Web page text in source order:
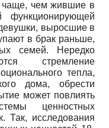
чаще, чем жившие в
выросшие в
в брак раньше,
семей. Нередко
стремление
тепла,
дома, обрести
может повлиять
ценностных
Так, исследования